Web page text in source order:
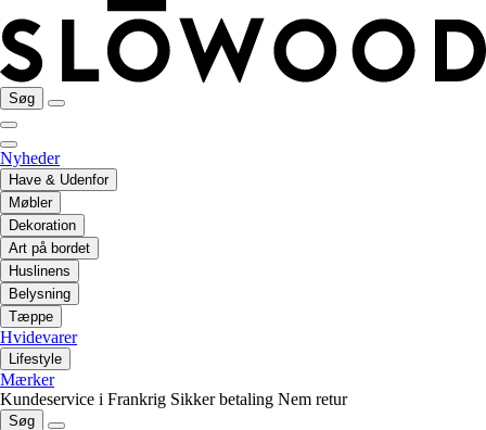
Søg
Nyheder
Have & Udenfor
Møbler
Dekoration
Art på bordet
Huslinens
Belysning
Tæppe
Hvidevarer
Lifestyle
Mærker
Kundeservice i Frankrig Sikker betaling Nem retur
Søg